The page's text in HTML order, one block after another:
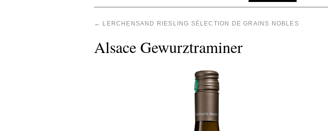
← LERCHENSAND RIESLING SÉLECTION DE GRAINS NOBLES
Alsace Gewurztraminer